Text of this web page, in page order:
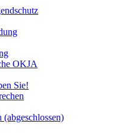
OKJA
Sie!